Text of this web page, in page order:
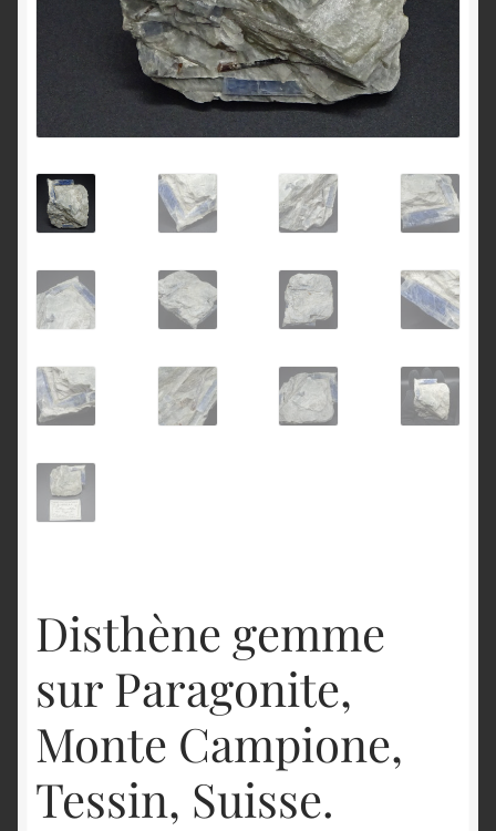
Disthène gemme
sur Paragonite,
Monte Campione,
Tessin, Suisse.